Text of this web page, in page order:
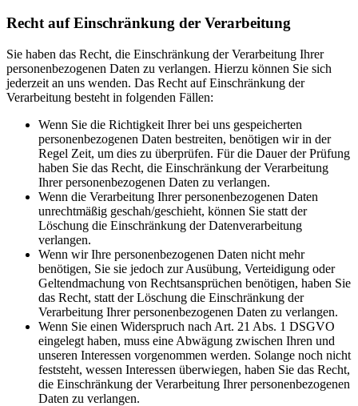
Recht auf Einschränkung der Verarbeitung
Sie haben das Recht, die Einschränkung der Verarbeitung Ihrer
personenbezogenen Daten zu verlangen. Hierzu können Sie sich
jederzeit an uns wenden. Das Recht auf Einschränkung der
Verarbeitung besteht in folgenden Fällen:
Wenn Sie die Richtigkeit Ihrer bei uns gespeicherten
personenbezogenen Daten bestreiten, benötigen wir in der
Regel Zeit, um dies zu überprüfen. Für die Dauer der Prüfung
haben Sie das Recht, die Einschränkung der Verarbeitung
Ihrer personenbezogenen Daten zu verlangen.
Wenn die Verarbeitung Ihrer personenbezogenen Daten
unrechtmäßig geschah/geschieht, können Sie statt der
Löschung die Einschränkung der Datenverarbeitung
verlangen.
Wenn wir Ihre personenbezogenen Daten nicht mehr
benötigen, Sie sie jedoch zur Ausübung, Verteidigung oder
Geltendmachung von Rechtsansprüchen benötigen, haben Sie
das Recht, statt der Löschung die Einschränkung der
Verarbeitung Ihrer personenbezogenen Daten zu verlangen.
Wenn Sie einen Widerspruch nach Art. 21 Abs. 1 DSGVO
eingelegt haben, muss eine Abwägung zwischen Ihren und
unseren Interessen vorgenommen werden. Solange noch nicht
feststeht, wessen Interessen überwiegen, haben Sie das Recht,
die Einschränkung der Verarbeitung Ihrer personenbezogenen
Daten zu verlangen.